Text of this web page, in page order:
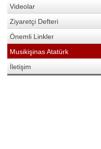
Videolar
Ziyaretçi Defteri
Önemli Linkler
Musikişinas Atatürk
İletişim